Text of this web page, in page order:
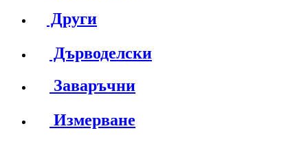
Други
Дърводелски
Заваръчни
Измерване